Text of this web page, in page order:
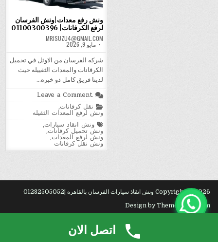
ونش رفع معدات|ونش الفرسان
لرفع الكرفانات| 01100300396
MRISUZU4@GMAIL.COM
مايو 9, 2026
شركه الفرسان من الاوئل في تحميل
الكرفانات والمعدات الثقييله حيث
لدينا فريق كامل ذو خبره…
Leave a Comment
ونش
معدات|
ونش
Posted
in
نقل كرفانات,
ونش لرفع المعدات الثقيله
Tagged
ونش انقاذ سيارات,
ونش تحميل كرفانات,
ونش لرفع المعدات,
ونش نقل كرفانات
Copyright © 2026 ونش انقاذ سيارات الفرسان بالقاهرة |01282505052
Design by ThemesDNA.com
اتصل الان